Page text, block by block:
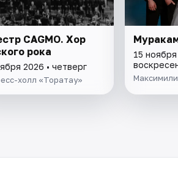
CAGMO. Хор
рока
2026 • четверг
холл «Торатау»
15